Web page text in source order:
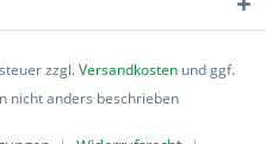
zzgl.Versandkosten und ggf.
nicht anders beschrieben